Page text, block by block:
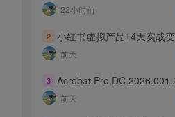
22小时前
2 小红书虚拟产品14天实战变现营第七期，打通从选品、原创产品
前天
3 Acrobat Pro DC
前天